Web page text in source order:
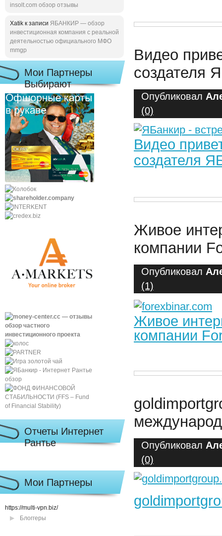
insolt.com обзор отзывы
Xatik к записи ЯБАНКИР — обзор
инвестиционная компания с реальной
деятельностью официального МФО
mmgp
Мои Партнеры
Выбирают
Отчеты Интернет
Рантье
Мои Партнеры
https://multi-vpn.biz/
Блоггеры
Видео
создателя
Опубликовал
(0)
Видео
создателя
Живое
компании
Опубликовал
(1)
Живое
компании
Опубликовал
(0)